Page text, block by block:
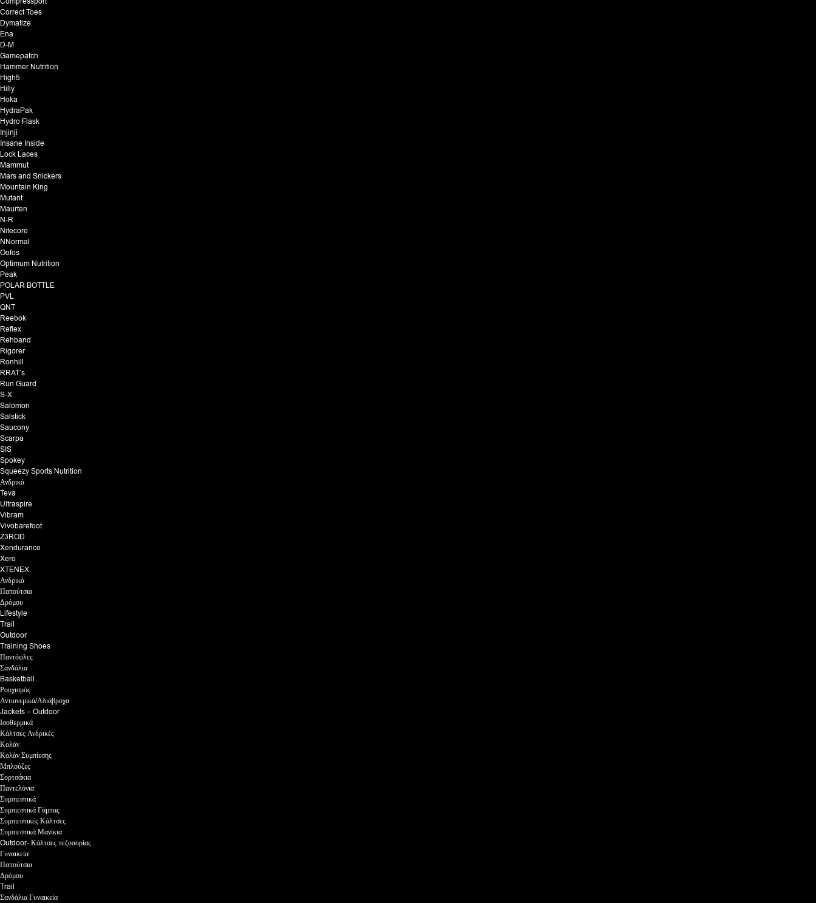
Correct Toes
Dymatize
Ena
D-M
Gamepatch
Hammer Nutrition
High5
Hilly
Hoka
HydraPak
Hydro Flask
Injinji
Insane Inside
Lock Laces
Mammut
Mars and Snickers
Mountain King
Mutant
Maurten
N-R
Nitecore
NNormal
Oofos
Optimum Nutrition
Peak
POLAR BOTTLE
PVL
QNT
Reebok
Reflex
Rehband
Rigorer
Ronhill
RRAT’s
Run Guard
S-X
Salomon
Salstick
Saucony
Scarpa
SIS
Spokey
Squeezy Sports Nutrition
Ανδρικά
Teva
Ultraspire
Vibram
Vivobarefoot
Z3ROD
Xendurance
Xero
XTENEX
Ανδρικά
Παπούτσια
Δρόμου
Lifestyle
Trail
Outdoor
Training Shoes
Παντόφλες
Σανδάλια
Basketball
Ρουχισμός
Αντιανεμικά/Αδιάβροχα
Jackets – Outdoor
Ισοθερμικά
Κάλτσες Ανδρικές
Κολάν
Κολάν Συμπίεσης
Μπλούζες
Σορτσάκια
Παντελόνια
Συμπιεστικά
Συμπιεστικά Γάμπας
Συμπιεστικές Κάλτσες
Συμπιεστικά Μανίκια
Outdoor- Κάλτσες πεζοπορίας
Γυναικεία
Παπούτσια
Δρόμου
Trail
Σανδάλια Γυναικεία